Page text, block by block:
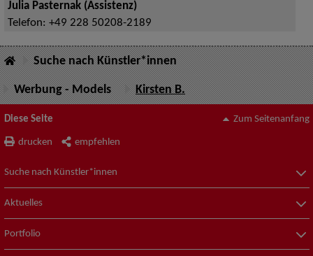
Julia Pasternak (Assistenz)
Telefon: +49 228 50208-2189
Suche nach Künstler*innen
Werbung - Models Kirsten B.
Diese Seite
drucken empfehlen
Zum Seitenanfang
Suche nach Künstler*innen
Aktuelles
Portfolio